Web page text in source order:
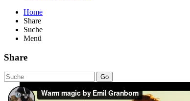
Home
Share
Suche
Menü
Share
Go